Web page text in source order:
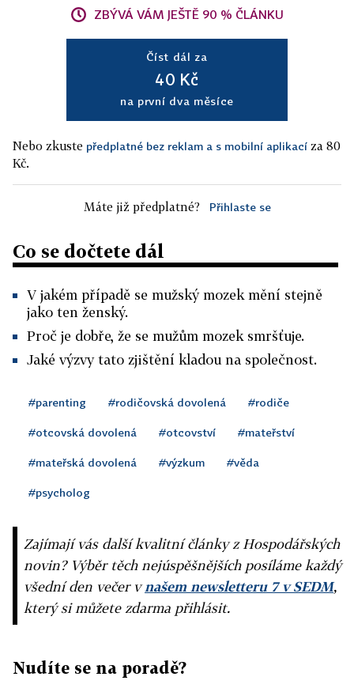
ZBÝVÁ VÁM JEŠTĚ 90 % ČLÁNKU
Číst dál za
40 Kč
na první dva měsíce
Nebo zkuste předplatné bez reklam a s mobilní aplikací za 80
Kč.
Máte již předplatné? Přihlaste se
Co se dočtete dál
V jakém případě se mužský mozek mění stejně
jako ten ženský.
Proč je dobře, že se mužům mozek smršťuje.
Jaké výzvy tato zjištění kladou na společnost.
#parenting #rodičovská dovolená #rodiče
#otcovská dovolená #otcovství #mateřství
#mateřská dovolená #výzkum #věda
#psycholog
Zajímají vás další kvalitní články z Hospodářských
novin? Výběr těch nejúspěšnějších posíláme každý
všední den večer vnašem newsletteru 7 v SEDM,
který si můžete zdarma přihlásit.
Nudíte se na poradě?